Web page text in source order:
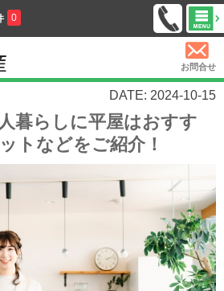
0
お問合せ
DATE: 2024-10-15
暮らしに平屋はおすす
トなどをご紹介！